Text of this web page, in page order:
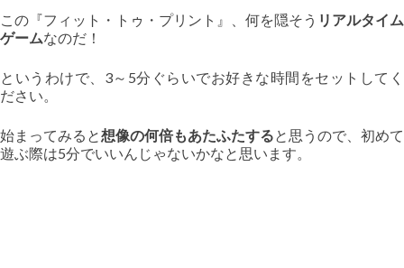
この『フィット・トゥ・プリント』、何を隠そう リアルタイム
ゲームなのだ！
というわけで、3～5分ぐらいでお好きな時間をセットしてく
ださい。
始まってみると想像の何倍もあたふたすると思うので、初めて
遊ぶ際は5分でいいんじゃないかなと思います。